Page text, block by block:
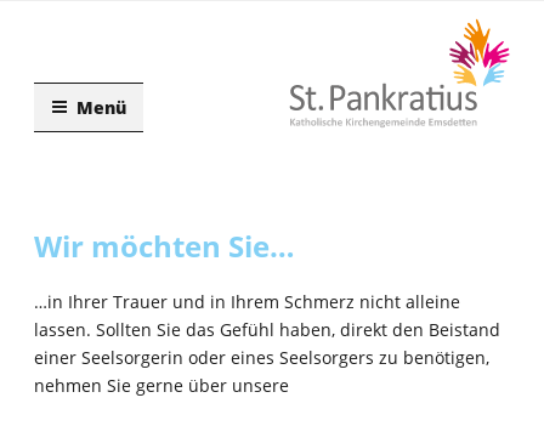
Menü
Wir möchten Sie…
…in Ihrer Trauer und in Ihrem Schmerz nicht alleine
lassen. Sollten Sie das Gefühl haben, direkt den Beistand
einer Seelsorgerin oder eines Seelsorgers zu benötigen,
nehmen Sie gerne über unsere